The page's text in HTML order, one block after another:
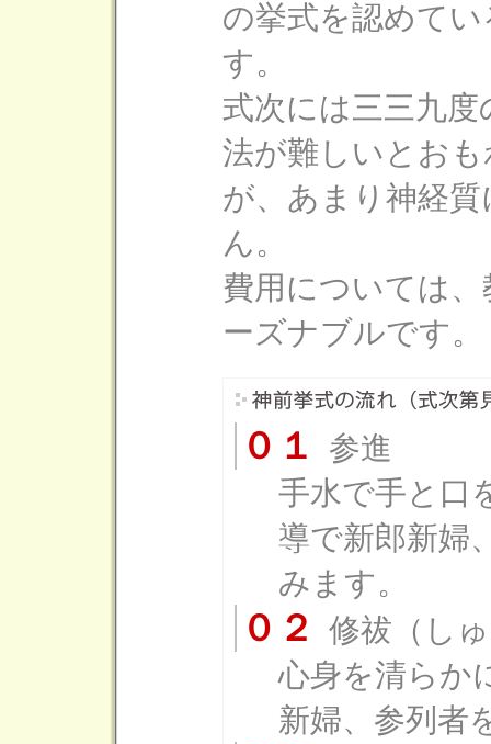
の挙式を認めて
す。
式次には三三九
法が難しいとお
が、あまり神経
ん。
費用については
ーズナブルです。
０１
参進
手水で手と口
導で新郎新婦
みます。
０２
修祓（し
心身を清らか
新婦、参列者